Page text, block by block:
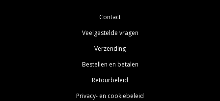
Contact
Veelgestelde vragen
Verzending
Bestellen en betalen
Retourbeleid
Privacy- en cookiebeleid